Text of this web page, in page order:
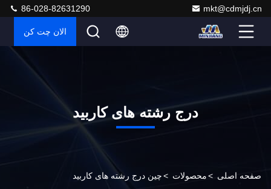
mkt@cdmjdj.cn
86-028-82631290
الان چت کن
درج رشته های کاربید
صفحه اصلی >محصولات >چین درج رشته های کاربید